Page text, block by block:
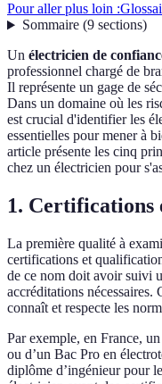
Pour aller plus loin :
Sommaire(9 sections)
Un électricien de
professionnel chargé de
Il représente un gage de
Dans un domaine où les
est crucial d'identifier les
essentielles pour mener à
article présente les cinq
chez un électricien pour
1. Certifications
La première qualité à
certifications et
de ce nom doit avoir suivi
accréditations
connaît et respecte les
Par exemple, en France,
ou d’un Bac Pro en
diplôme d’ingénieur pour